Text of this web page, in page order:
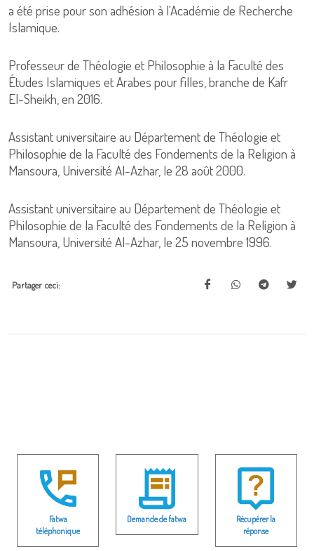
a été prise pour son adhésion à l'Académie de Recherche
Islamique.
Professeur de Théologie et Philosophie à la Faculté des
Études Islamiques et Arabes pour filles, branche de Kafr
El-Sheikh, en 2016.
Assistant universitaire au Département de Théologie et
Philosophie de la Faculté des Fondements de la Religion à
Mansoura, Université Al-Azhar, le 28 août 2000.
Assistant universitaire au Département de Théologie et
Philosophie de la Faculté des Fondements de la Religion à
Mansoura, Université Al-Azhar, le 25 novembre 1996.
Partager ceci:
Fatwa
téléphonique
Demande de fatwa
Récupérer la
réponse